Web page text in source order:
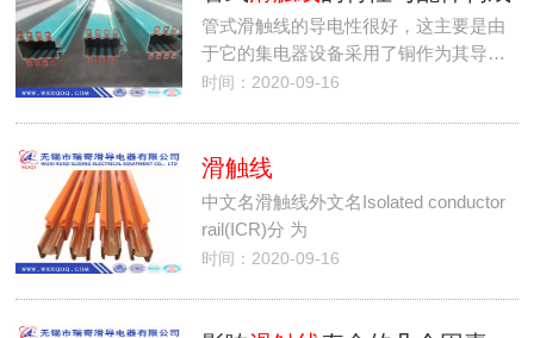
管式滑触线的导电性很好，这主要是由
于它的集电器设备采用了铜作为其导…
时间：2020-09-16
滑触线
中文名滑触线外文名Isolated conductor
rail(ICR)分 为
时间：2020-09-16